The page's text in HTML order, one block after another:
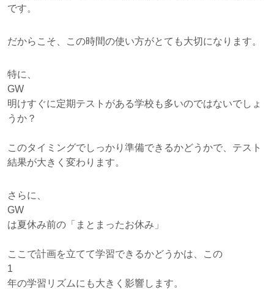
です。
だからこそ、この時間の使い方がとても大切になります。
特に、
GW
明けすぐに定期テストがある学校も多いのではないでしょ
うか？
このタイミングでしっかり準備できるかどうかで、テスト
結果が大きく変わります。
さらに、
GW
は夏休み前の「まとまったお休み」
ここで計画を立てて学習できるかどうかは、この
1
年の学習リズムにも大きく影響します。